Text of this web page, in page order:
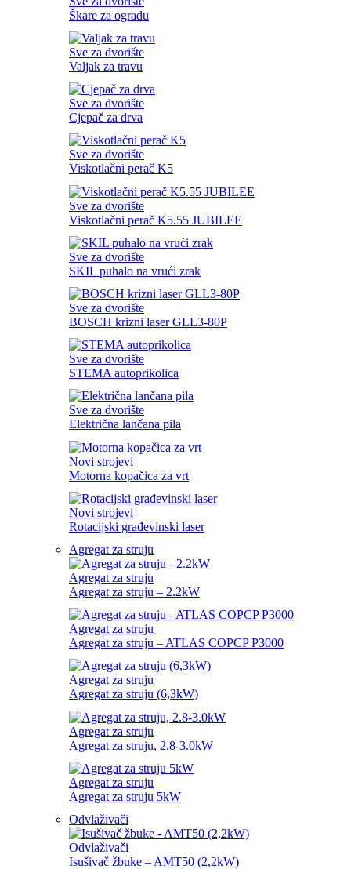
Škare za ogradu
Sve za dvorište
Valjak za travu
Sve za dvorište
Cjepač za drva
Sve za dvorište
Viskotlačni perač K5
Sve za dvorište
Viskotlačni perač K5.55 JUBILEE
Sve za dvorište
SKIL puhalo na vrući zrak
Sve za dvorište
BOSCH krizni laser GLL3-80P
Sve za dvorište
STEMA autoprikolica
Sve za dvorište
Električna lančana pila
Novi strojevi
Motorna kopačica za vrt
Novi strojevi
Rotacijski građevinski laser
Agregat za struju
Agregat za struju
Agregat za struju – 2.2kW
Agregat za struju
Agregat za struju – ATLAS COPCP P3000
Agregat za struju
Agregat za struju (6,3kW)
Agregat za struju
Agregat za struju, 2.8-3.0kW
Agregat za struju
Agregat za struju 5kW
Odvlaživači
Odvlaživači
Isušivač žbuke – AMT50 (2,2kW)